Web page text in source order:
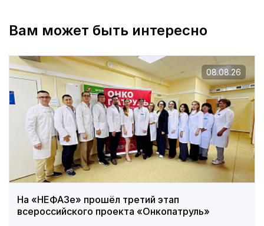
Вам может быть интересно
На «НЕФАЗе» прошёл третий этап
всероссийского проекта «Онкопатруль»
08.08.26